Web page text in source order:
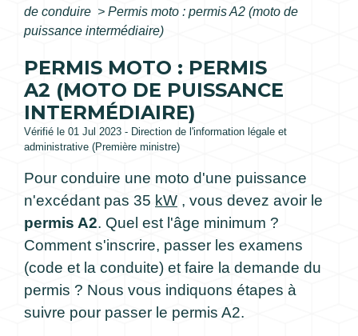
de conduire > Permis moto : permis A2 (moto de
puissance intermédiaire)
PERMIS MOTO : PERMIS
A2 (MOTO DE PUISSANCE
INTERMÉDIAIRE)
Vérifié le 01 Jul 2023 - Direction de l'information légale et
administrative (Première ministre)
Pour conduire une moto d'une puissance
n'excédant pas 35 kW , vous devez avoir le
permis A2. Quel est l'âge minimum ?
Comment s'inscrire, passer les examens
(code et la conduite) et faire la demande du
permis ? Nous vous indiquons étapes à
suivre pour passer le permis A2.